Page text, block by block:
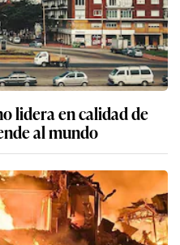
lidera en calidad de
al mundo